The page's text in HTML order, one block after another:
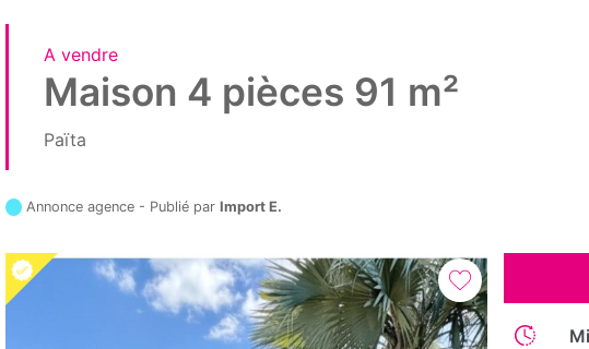
A vendre
Maison 4 pièces 91 m²
Païta
Annonce agence - Publié parImport E.